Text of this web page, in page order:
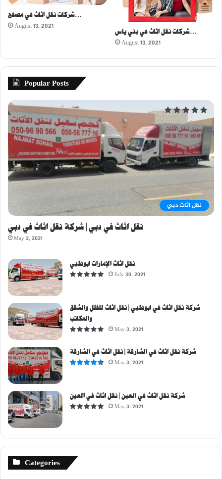
شركات نقل اثاث في مصفح…
August 13, 2021
شركات نقل اثاث في بني ياس…
August 13, 2021
Popular Posts
نقل اثاث دبي
نقل اثاث في دبي | شركة نقل اثاث في دبي
May 2, 2021
نقل اثاث الإمارات ابوظبي
July 30, 2021
شركة نقل اثاث في ابوظبي | نقل اثاث للفلل والشقق
والمكاتب
May 3, 2021
شركة نقل اثاث في الشارقة | نقل اثاث في الشارقة
May 3, 2021
شركة نقل اثاث في العين | نقل اثاث في العين
May 3, 2021
Categories